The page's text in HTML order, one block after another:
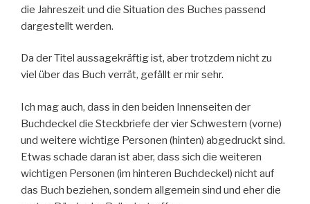
die Jahreszeit und die Situation des Buches passend
dargestellt werden.
Da der Titel aussagekräftig ist, aber trotzdem nicht zu
viel über das Buch verrät, gefällt er mir sehr.
Ich mag auch, dass in den beiden Innenseiten der
Buchdeckel die Steckbriefe der vier Schwestern (vorne)
und weitere wichtige Personen (hinten) abgedruckt sind.
Etwas schade daran ist aber, dass sich die weiteren
wichtigen Personen (im hinteren Buchdeckel) nicht auf
das Buch beziehen, sondern allgemein sind und eher die